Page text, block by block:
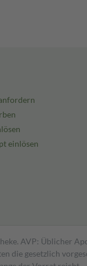
einlösen
AVP: Üblicher
gesetzlich